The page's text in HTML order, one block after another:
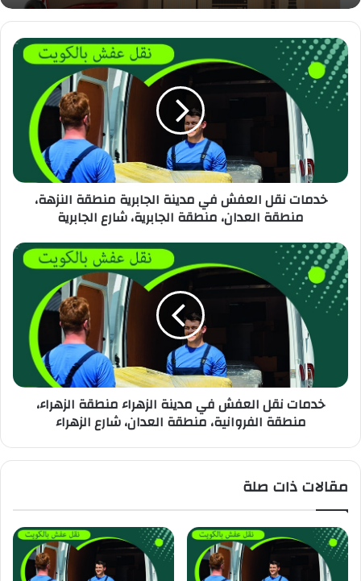
خدمات نقل العفش في مدينة الجابرية منطقة النزهة،
منطقة العدان، منطقة الجابرية، شارع الجابرية
خدمات نقل العفش في مدينة الزهراء منطقة الزهراء،
منطقة الفروانية، منطقة العدان، شارع الزهراء
مقالات ذات صلة